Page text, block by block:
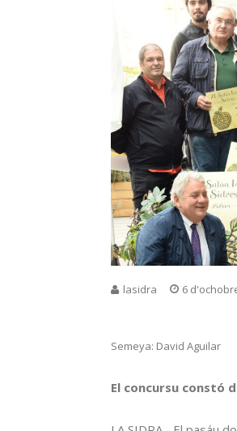
lasidra 6
Semeya: David Aguilar
El concursu constó